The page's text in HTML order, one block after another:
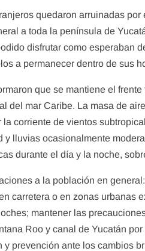
quedaron arruinadas
a toda la península de
disfrutar como esperaban
a permanecer dentro de sus
que se mantiene el
del mar Caribe. La masa de
corriente de vientos
lluvias ocasionalmente
durante el día y la noche,
a la población en
carretera o en zonas urbanas
mantener las
Roo y canal de Yucatán
prevención ante los cambios